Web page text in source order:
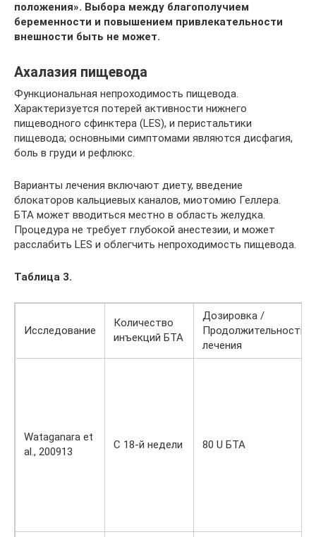
положения». Выбора между благополучием
беременности и повышением привлекательности
внешности быть не может.
Ахалазия пищевода
Функциональная непроходимость пищевода.
Характеризуется потерей активности нижнего
пищеводного сфинктера (LES), и перистальтики
пищевода; основными симптомами являются дисфагия,
боль в груди и рефлюкс.
Варианты лечения включают диету, введение
блокаторов кальциевых каналов, миотомию Геллера.
БТА может вводиться местно в область желудка.
Процедура не требует глубокой анестезии, и может
расслабить LES и облегчить непроходимость пищевода.
Таблица 3.
Исследование
Количество
инъекций БТА
Дозировка /
Продолжительность
лечения
Wataganara et
al., 200913
С 18-й недели 80 U БТА